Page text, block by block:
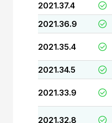
2021.37.4
2021.36.9
2021.35.4
2021.34.5
2021.33.9
2021.32.8